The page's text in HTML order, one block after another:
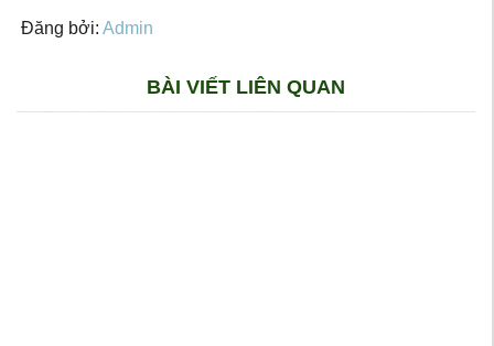
Đăng bởi: Admin
BÀI VIẾT LIÊN QUAN